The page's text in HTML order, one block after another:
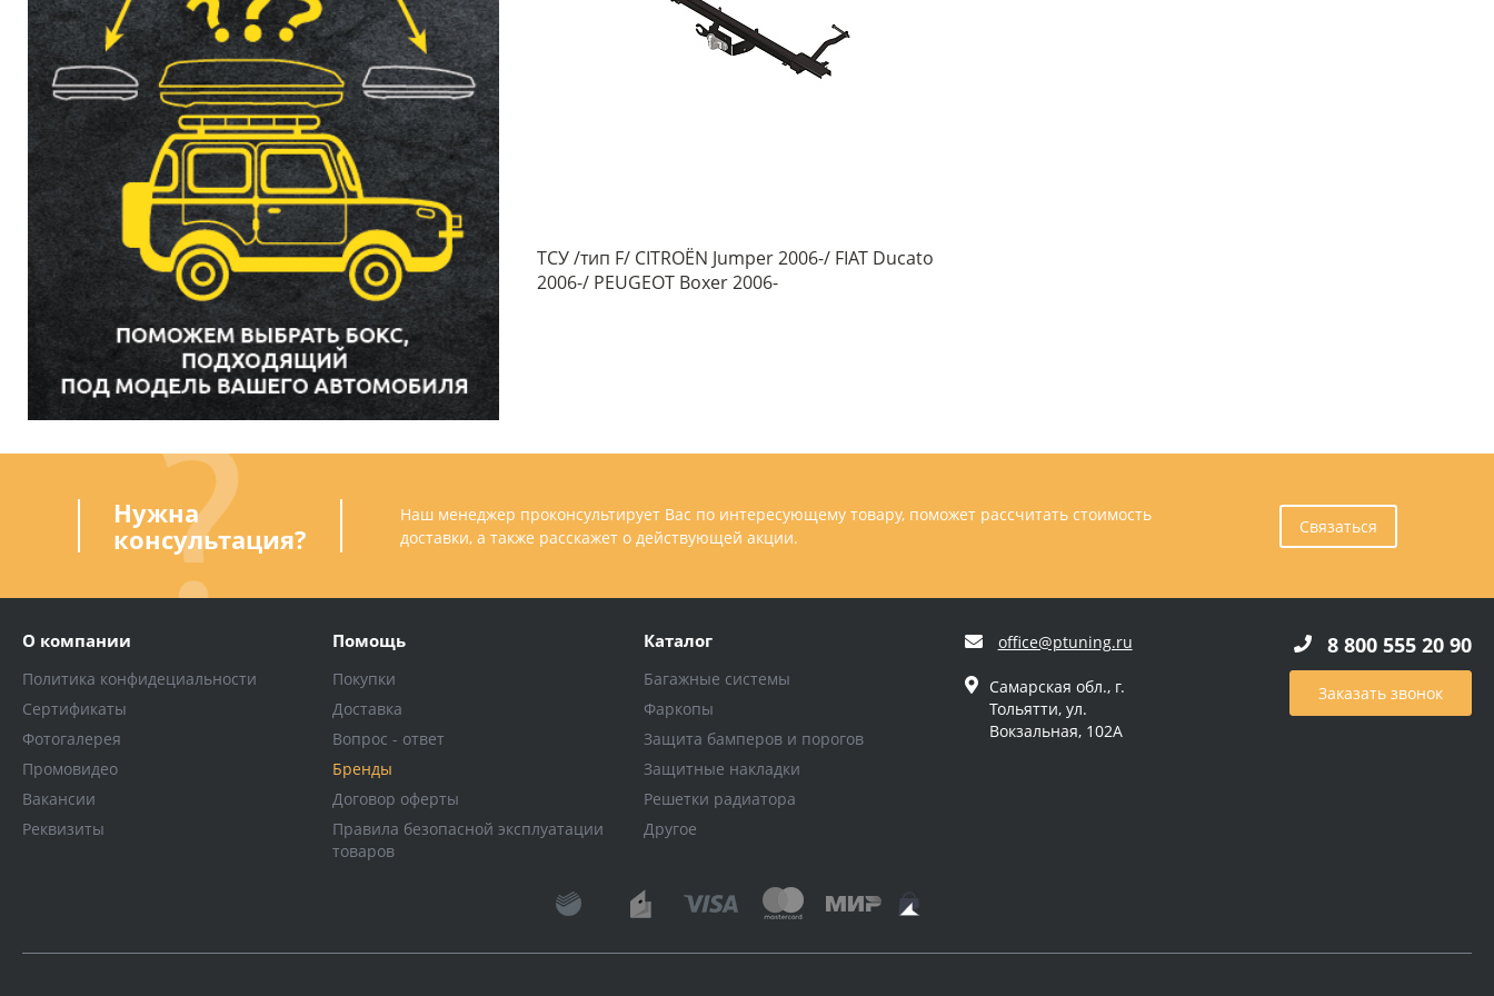
ТСУ /тип F/ CITROËN Jumper 2006-/ FIAT Ducato
2006-/ PEUGEOT Boxer 2006-
Нужна
консультация?
Наш менеджер проконсультирует Вас по интересующему товару, поможет рассчитать стоимость
доставки, а также расскажет о действующей акции.
Связаться
О компании
Политика конфидециальности
Сертификаты
Фотогалерея
Промовидео
Вакансии
Реквизиты
Помощь
Покупки
Доставка
Вопрос - ответ
Бренды
Договор оферты
Правила безопасной эксплуатации
товаров
Каталог
Багажные системы
Фаркопы
Защита бамперов и порогов
Защитные накладки
Решетки радиатора
Другое
office@ptuning.ru
Самарская обл., г.
Тольятти, ул.
Вокзальная, 102А
8 800 555 20 90
Заказать звонок